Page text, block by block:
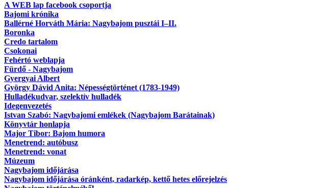
A WEB lap facebook csoportja
Bajomi krónika
Ballérné Horváth Mária: Nagybajom pusztái I–II.
Boronka
Credo tartalom
Csokonai
Fehértó weblapja
Fürdő - Nagybajom
Gyergyai Albert
György Dávid Anita: Népességtörténet (1783-1949)
Hulladékudvar, szelektív hulladék
Idegenvezetés
Istvan Szabó: Nagybajomi emlékek (Nagybajom Barátainak)
Könyvtár honlapja
Major Tibor: Bajom humora
Menetrend: autóbusz
Menetrend: vonat
Múzeum
Nagybajom időjárása
Nagybajom időjárása óránként, radarkép, kettő hetes előrejelzés